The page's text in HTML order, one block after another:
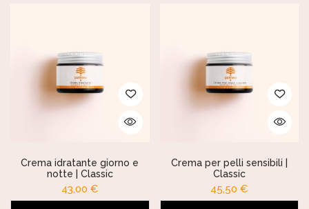
Crema idratante giorno e
notte | Classic
43,00 €
Crema per pelli sensibili |
Classic
45,50 €